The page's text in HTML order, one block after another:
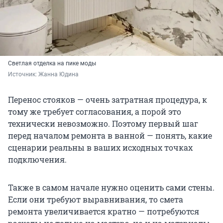
Светлая отделка на пике моды
Источник: Жанна Юдина
Перенос стояков — очень затратная процедура, к
тому же требует согласования, а порой это
технически невозможно. Поэтому первый шаг
перед началом ремонта в ванной — понять, какие
сценарии реальны в ваших исходных точках
подключения.
Также в самом начале нужно оценить сами стены.
Если они требуют выравнивания, то смета
ремонта увеличивается кратно — потребуются